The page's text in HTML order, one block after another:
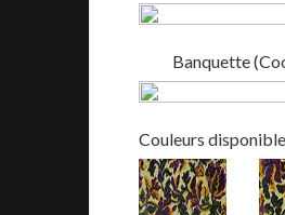
Banquette
Couleurs